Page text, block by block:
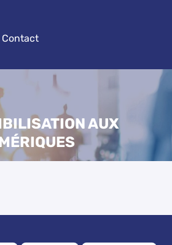
Contact
AUX